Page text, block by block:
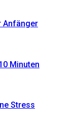
Anfänger
Minuten
Stress